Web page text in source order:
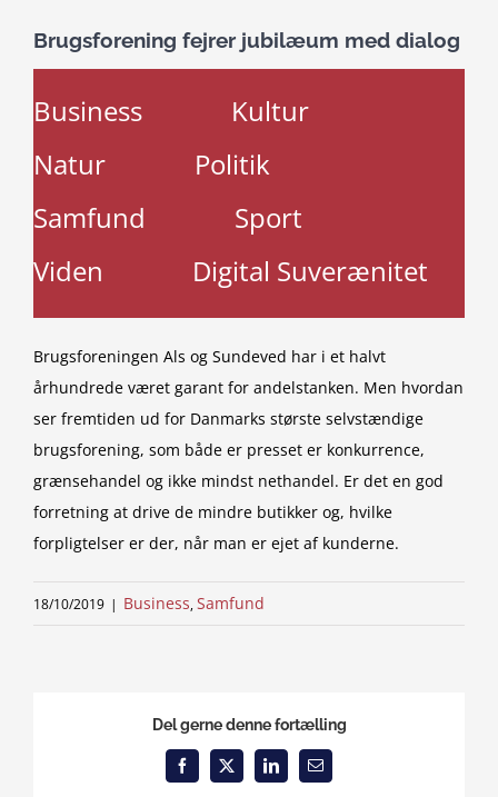
Brugsforening fejrer jubilæum med dialog
Business
Kultur
Natur
Politik
Samfund
Sport
Viden
Digital Suverænitet
Brugsforeningen Als og Sundeved har i et halvt
århundrede været garant for andelstanken. Men hvordan
ser fremtiden ud for Danmarks største selvstændige
brugsforening, som både er presset er konkurrence,
grænsehandel og ikke mindst nethandel. Er det en god
forretning at drive de mindre butikker og, hvilke
forpligtelser er der, når man er ejet af kunderne.
18/10/2019 | Business,Samfund
Del gerne denne fortælling
Facebook
X LinkedInEmail